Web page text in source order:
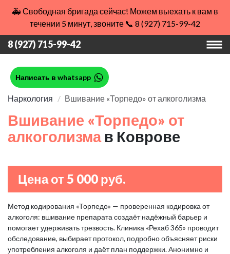
🚑 Свободная бригада сейчас! Можем выехать к вам в
течении 5 минут, звоните 📞 8 (927) 715-99-42
8 (927) 715-99-42
Написать в whatsapp
Наркология Вшивание «Торпедо» от алкоголизма
Вшивание «Торпедо» от
алкоголизма в Коврове
Цена от 5 000 руб.
Метод кодирования «Торпедо» — проверенная кодировка от
алкоголя: вшивание препарата создаёт надёжный барьер и
помогает удерживать трезвость. Клиника «Рехаб 365» проводит
обследование, выбирает протокол, подробно объясняет риски
употребления алкоголя и даёт план поддержки. Анонимно и